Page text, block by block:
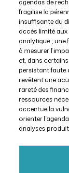
agendas de
fragilise la
insuffisante du
accès limité
analytique ; une
à mesurer
et, dans
persistant faute
revêtent une
rareté des
ressources
accentue la
orienter
analyses